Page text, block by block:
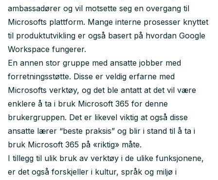
ambassadører og vil motsette seg en overgang til
Microsofts plattform. Mange interne prosesser knyttet
til produktutvikling er også basert på hvordan Google
Workspace fungerer.
En annen stor gruppe med ansatte jobber med
forretningsstøtte. Disse er veldig erfarne med
Microsofts verktøy, og det ble antatt at det vil være
enklere å ta i bruk Microsoft 365 for denne
brukergruppen. Det er likevel viktig at også disse
ansatte lærer “beste praksis” og blir i stand til å ta i
bruk Microsoft 365 på «riktig» måte.
I tillegg til ulik bruk av verktøy i de ulike funksjonene,
er det også forskjeller i kultur, språk og miljø i